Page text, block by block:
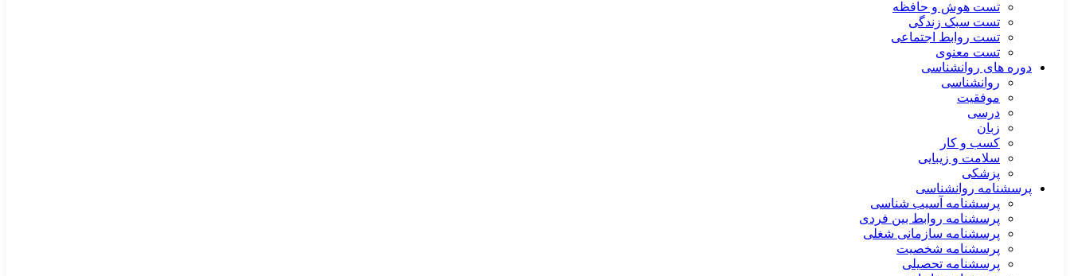
تست هوش و حافظه
تست سبک زندگی
تست روابط اجتماعی
تست معنوی
دوره های روانشناسی
روانشناسی
موفقیت
درسی
زبان
کسب و کار
سلامت و زیبایی
پزشکی
پرسشنامه روانشناسی
پرسشنامه آسیب شناسی
پرسشنامه روابط بین فردی
پرسشنامه سازمانی شغلی
پرسشنامه شخصیت
پرسشنامه تحصیلی